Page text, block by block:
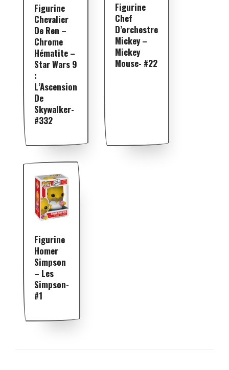
Figurine
Chevalier
De Ren –
Chrome
Hématite –
Star Wars 9
:
L’Ascension
De
Skywalker-
#332
Figurine
Chef
D’orchestre
Mickey –
Mickey
Mouse- #22
Figurine
Homer
Simpson
– Les
Simpson-
#1